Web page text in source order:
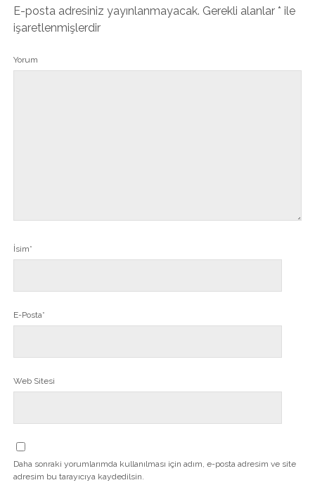
E-posta adresiniz yayınlanmayacak. Gerekli alanlar * ile
işaretlenmişlerdir
Yorum
İsim*
E-Posta*
Web Sitesi
Daha sonraki yorumlarımda kullanılması için adım, e-posta adresim ve site
adresim bu tarayıcıya kaydedilsin.